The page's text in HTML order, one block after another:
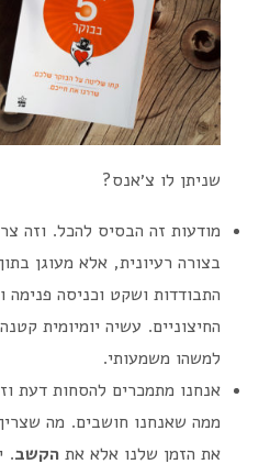
שניתן לו צ׳אנס?
מודעות זה הבסיס להכל. וזה
בצורה רעיונית, אלא מעוגן
התבודדות ושקט וכניסה פנימה
החיצוניים. עשיה יומיומית
למשהו משמעותי.
אנחנו מתמכרים להסחות דעת
ממה שאנחנו חושבים. מה
את הזמן שלנו אלא את הקשב.